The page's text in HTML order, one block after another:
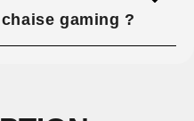
gaming ?